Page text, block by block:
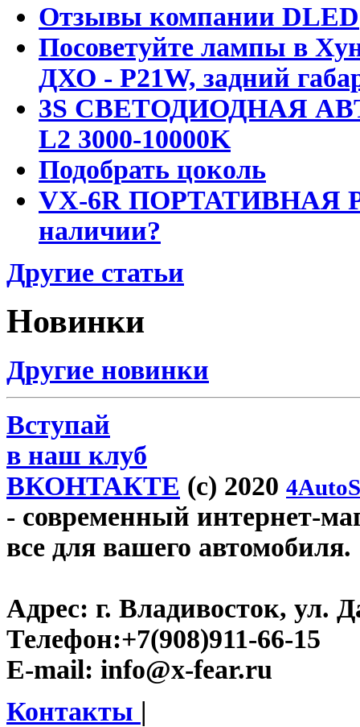
Отзывы компании DLED
Посоветуйте лампы в
ДХО - P21W, задний
3S СВЕТОДИОДНАЯ
L2 3000-10000K
Подобрать цоколь
VX-6R ПОРТАТИВНАЯ
наличии?
Другие статьи
Новинки
Другие новинки
Вступай
в наш клуб
ВКОНТАКТЕ (c) 2020
- современный интернет-
все для вашего автомобиля.
Адрес: г. Владивосток, ул.
Телефон:+7(908)911-66-15
E-mail: info@x-fear.ru
Контакты |